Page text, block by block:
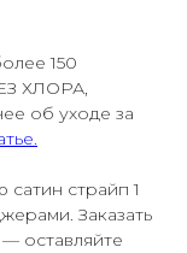
150
ХЛОРА,
об уходе за
страйп 1
Заказать
оставляйте